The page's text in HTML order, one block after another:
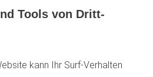
Tools von Dritt­
kann Ihr Surf-Verhalten